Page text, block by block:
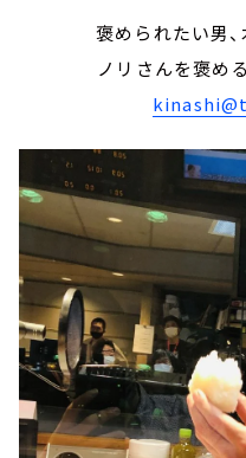
褒められたい男、
ノリさんを褒め